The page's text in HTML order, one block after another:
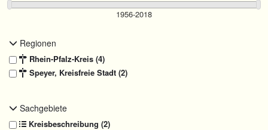
Regionen
Rhein-Pfalz-Kreis (4)
Speyer, Kreisfreie Stadt (2)
Sachgebiete
Kreisbeschreibung (2)